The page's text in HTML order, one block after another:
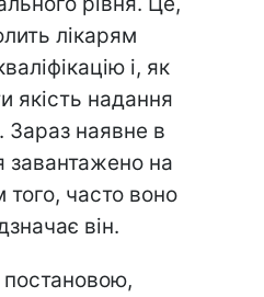
лікарям
і, як
якість надання
Зараз наявне в
завантажено на
того, часто воно
він.
постановою,